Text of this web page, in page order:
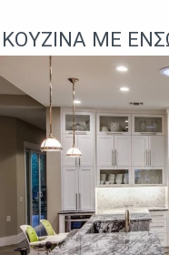
ΚΟΥΖΊΝΑ ΜΕ